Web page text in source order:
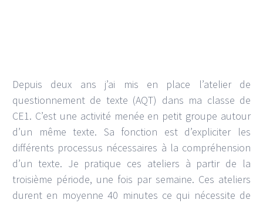
Depuis deux ans j’ai mis en place l’atelier de
questionnement de texte (AQT) dans ma classe de
CE1. C’est une activité menée en petit groupe autour
d’un même texte. Sa fonction est d’expliciter les
différents processus nécessaires à la compréhension
d’un texte. Je pratique ces ateliers à partir de la
troisième période, une fois par semaine. Ces ateliers
durent en moyenne 40 minutes ce qui nécessite de